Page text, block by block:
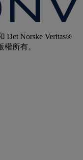
Det Norske Veritas®
權所有。